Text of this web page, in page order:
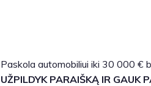
Paskola automobiliui iki 30 000 €
UŽPILDYK PARAIŠKĄ IR GAUK